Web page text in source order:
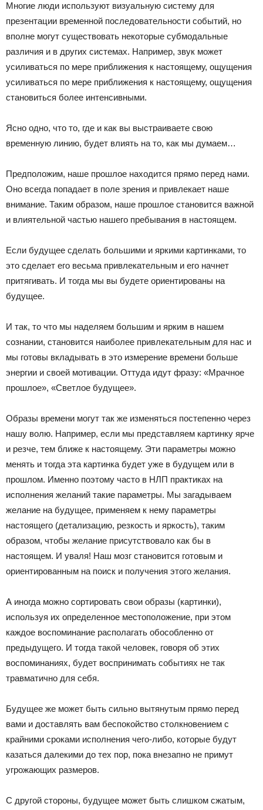
Многие люди используют визуальную систему для
презентации временной последовательности событий, но
вполне могут существовать некоторые субмодальные
различия и в других системах. Например, звук может
усиливаться по мере приближения к настоящему, ощущения
усиливаться по мере приближения к настоящему, ощущения
становиться более интенсивными.
Ясно одно, что то, где и как вы выстраиваете свою
временную линию, будет влиять на то, как мы думаем…
Предположим, наше прошлое находится прямо перед нами.
Оно всегда попадает в поле зрения и привлекает наше
внимание. Таким образом, наше прошлое становится важной
и влиятельной частью нашего пребывания в настоящем.
Если будущее сделать большими и яркими картинками, то
это сделает его весьма привлекательным и его начнет
притягивать. И тогда мы вы будете ориентированы на
будущее.
И так, то что мы наделяем большим и ярким в нашем
сознании, становится наиболее привлекательным для нас и
мы готовы вкладывать в это измерение времени больше
энергии и своей мотивации. Оттуда идут фразу: «Мрачное
прошлое», «Светлое будущее».
Образы времени могут так же изменяться постепенно через
нашу волю. Например, если мы представляем картинку ярче
и резче, тем ближе к настоящему. Эти параметры можно
менять и тогда эта картинка будет уже в будущем или в
прошлом. Именно поэтому часто в НЛП практиках на
исполнения желаний такие параметры. Мы загадываем
желание на будущее, применяем к нему параметры
настоящего (детализацию, резкость и яркость), таким
образом, чтобы желание присутствовало как бы в
настоящем. И уваля! Наш мозг становится готовым и
ориентированным на поиск и получения этого желания.
А иногда можно сортировать свои образы (картинки),
используя их определенное местоположение, при этом
каждое воспоминание располагать обособленно от
предыдущего. И тогда такой человек, говоря об этих
воспоминаниях, будет воспринимать событиях не так
травматично для себя.
Будущее же может быть сильно вытянутым прямо перед
вами и доставлять вам беспокойство столкновением с
крайними сроками исполнения чего-либо, которые будут
казаться далекими до тех пор, пока внезапно не примут
угрожающих размеров.
С другой стороны, будущее может быть слишком сжатым,